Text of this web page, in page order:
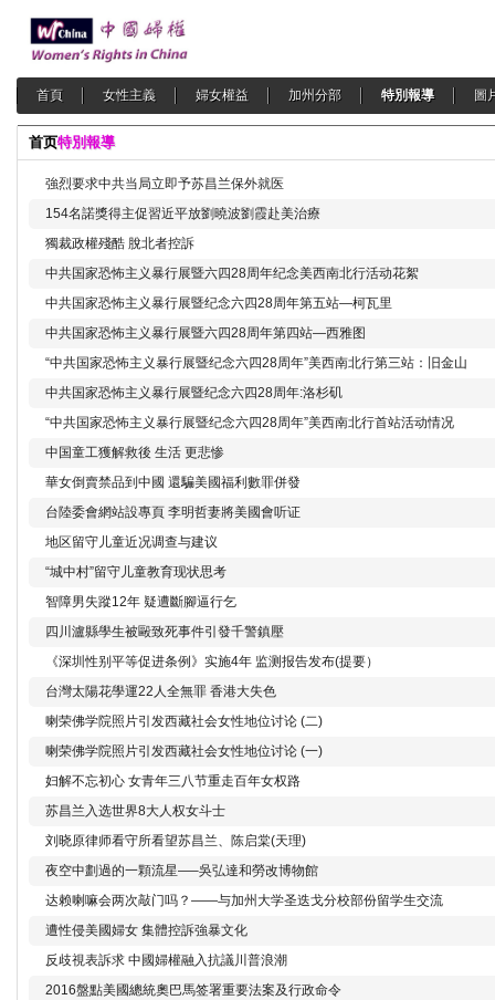
首頁 女性主義 婦女權益 加州分部 特別報導 圖
首页特別報導
強烈要求中共当局立即予苏昌兰保外就医
154名諾獎得主促習近平放劉曉波劉霞赴美治療
獨裁政權殘酷 脫北者控訴
中共国家恐怖主义暴行展暨六四28周年纪念美西南北行活动花絮
中共国家恐怖主义暴行展暨纪念六四28周年第五站—柯瓦里
中共国家恐怖主义暴行展暨六四28周年第四站—西雅图
“中共国家恐怖主义暴行展暨纪念六四28周年”美西南北行第三站：旧金山
中共国家恐怖主义暴行展暨纪念六四28周年:洛杉矶
“中共国家恐怖主义暴行展暨纪念六四28周年”美西南北行首站活动情况
中国童工獲解救後 生活 更悲惨
華女倒賣禁品到中國 還騙美國福利數罪併發
台陸委會網站設專頁 李明哲妻將美國會听证
地区留守儿童近况调查与建议
“城中村”留守儿童教育现状思考
智障男失蹤12年 疑遭斷腳逼行乞
四川瀘縣學生被毆致死事件引發千警鎮壓
《深圳性别平等促进条例》实施4年 监测报告发布(提要）
台灣太陽花學運22人全無罪 香港大失色
喇荣佛学院照片引发西藏社会女性地位讨论 (二)
喇荣佛学院照片引发西藏社会女性地位讨论 (一)
妇解不忘初心 女青年三八节重走百年女权路
苏昌兰入选世界8大人权女斗士
刘晓原律师看守所看望苏昌兰、陈启棠(天理)
夜空中劃過的一顆流星—–吳弘達和勞改博物館
达赖喇嘛会两次敲门吗？——与加州大学圣迭戈分校部份留学生交流
遭性侵美國婦女 集體控訴強暴文化
反歧視表訴求 中國婦權融入抗議川普浪潮
2016盤點美國總統奧巴馬签署重要法案及行政命令